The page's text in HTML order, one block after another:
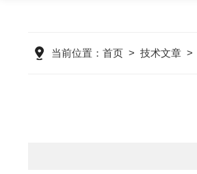
当前位置： 首页> 技术文章>